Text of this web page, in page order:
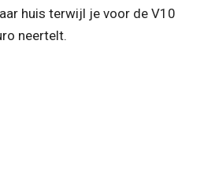
huis terwijl je voor de V10
neertelt.